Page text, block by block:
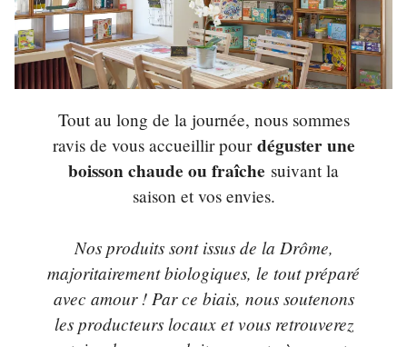
Tout au long de la journée, nous sommes
ravis de vous accueillir pour déguster une
boisson chaude ou fraîche suivant la
saison et vos envies.
Nos produits sont issus de la Drôme,
majoritairement biologiques, le tout préparé
avec amour ! Par ce biais, nous soutenons
les producteurs locaux et vous retrouverez